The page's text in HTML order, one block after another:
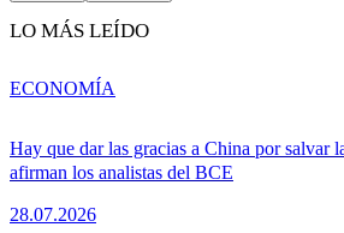
LO MÁS LEÍDO
Hay que dar las gracias a China por salvar
afirman los analistas del BCE
28.07.2026
ECONOMÍA